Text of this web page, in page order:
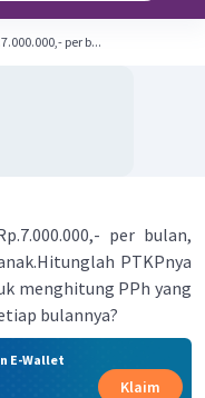
per b...
per bulan,
PTKPnya
menghitung PPh yang
bulannya?
E-Wallet
Klaim